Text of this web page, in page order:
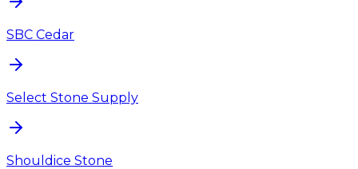
SBC Cedar
Select Stone Supply
Shouldice Stone